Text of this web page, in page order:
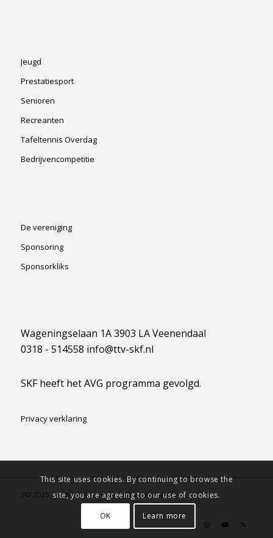
Jeugd
Prestatiesport
Senioren
Recreanten
Tafeltennis Overdag
Bedrijvencompetitie
De vereniging
Sponsoring
Sponsorkliks
Wageningselaan 1A 3903 LA Veenendaal
0318 - 514558 info@ttv-skf.nl
SKF heeft het AVG programma gevolgd.
Privacy verklaring
SKF 2025 - Website door www.jeffreyswebsite.nl -powered by Enfold
This site uses cookies. By continuing to browse the
site, you are agreeing to our use of cookies.
OK Learn more